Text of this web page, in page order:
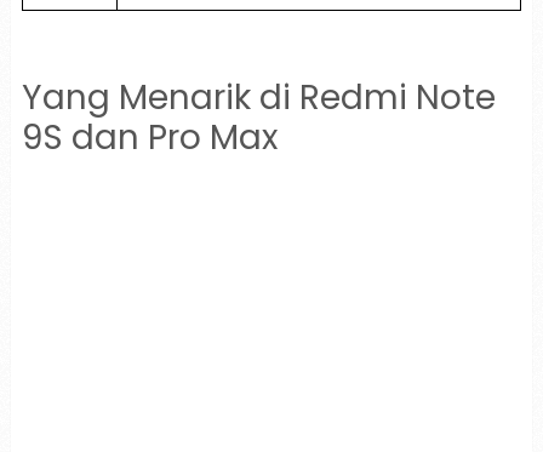
Yang Menarik di Redmi Note
9S dan Pro Max